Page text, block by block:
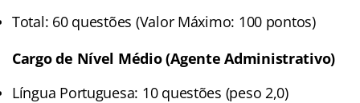
Total: 60 questões (Valor Máximo: 100 pontos)
Cargo de Nível Médio (Agente Administrativo)
Língua Portuguesa: 10 questões (peso 2,0)